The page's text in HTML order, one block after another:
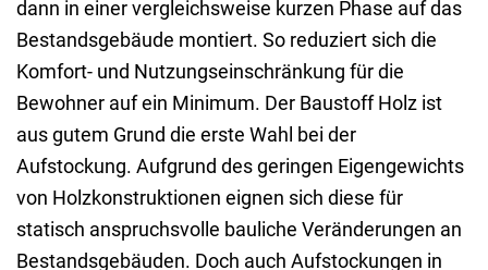
dann in einer vergleichsweise kurzen Phase auf das
Bestandsgebäude montiert. So reduziert sich die
Komfort- und Nutzungseinschränkung für die
Bewohner auf ein Minimum. Der Baustoff Holz ist
aus gutem Grund die erste Wahl bei der
Aufstockung. Aufgrund des geringen Eigengewichts
von Holzkonstruktionen eignen sich diese für
statisch anspruchsvolle bauliche Veränderungen an
Bestandsgebäuden. Doch auch Aufstockungen in